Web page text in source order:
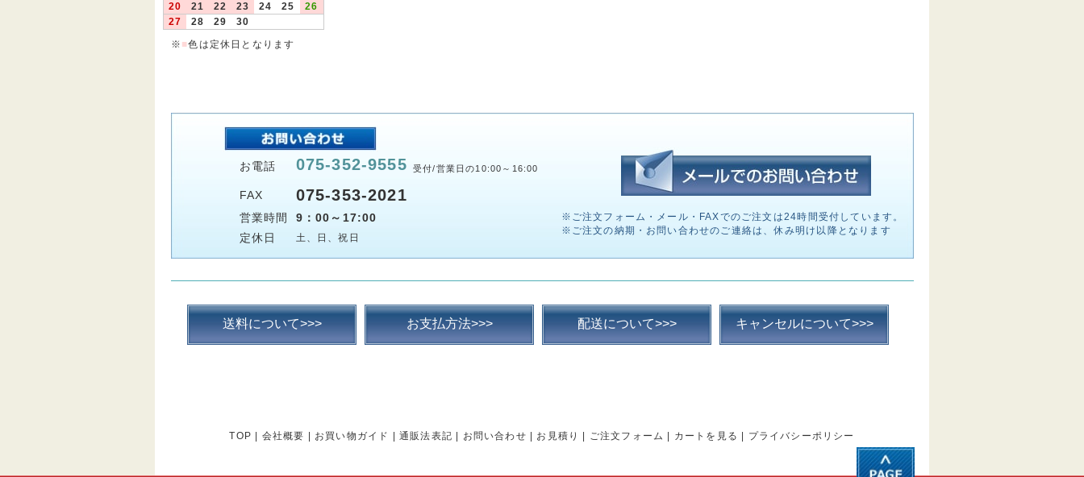
20
21 22 23 24 25
26
27
28 29
30
※ ■色は定休日となります
お電話 075-352-9555 受付/営業日の10:00～16:00
FAX 075-353-2021
営業時間
9：00～17:00
定休日
土、日、祝日
※ご注文フォーム・メール・FAXでのご注文は24時間受付しています。
※ご注文の納期・お問い合わせのご連絡は、休み明け以降となります
送料について>>> お支払方法>>> 配送について>>> キャンセルについて>>>
TOP 会社概要 お買い物ガイド 通販法表記 お問い合わせ お見積り ご注文フォーム カートを見る プライバシーポリシー